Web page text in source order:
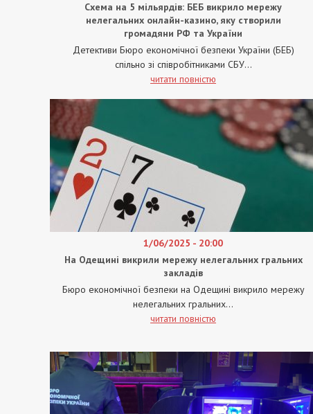
Схема на 5 мільярдів: БЕБ викрило мережу
нелегальних онлайн-казино, яку створили
громадяни РФ та України
Детективи Бюро економічної безпеки України (БЕБ)
спільно зі співробітниками СБУ...
читати повністю
1/06/2025 - 20:00
На Одещині викрили мережу нелегальних гральних
закладів
Бюро економічної безпеки на Одещині викрило мережу
нелегальних гральних...
читати повністю